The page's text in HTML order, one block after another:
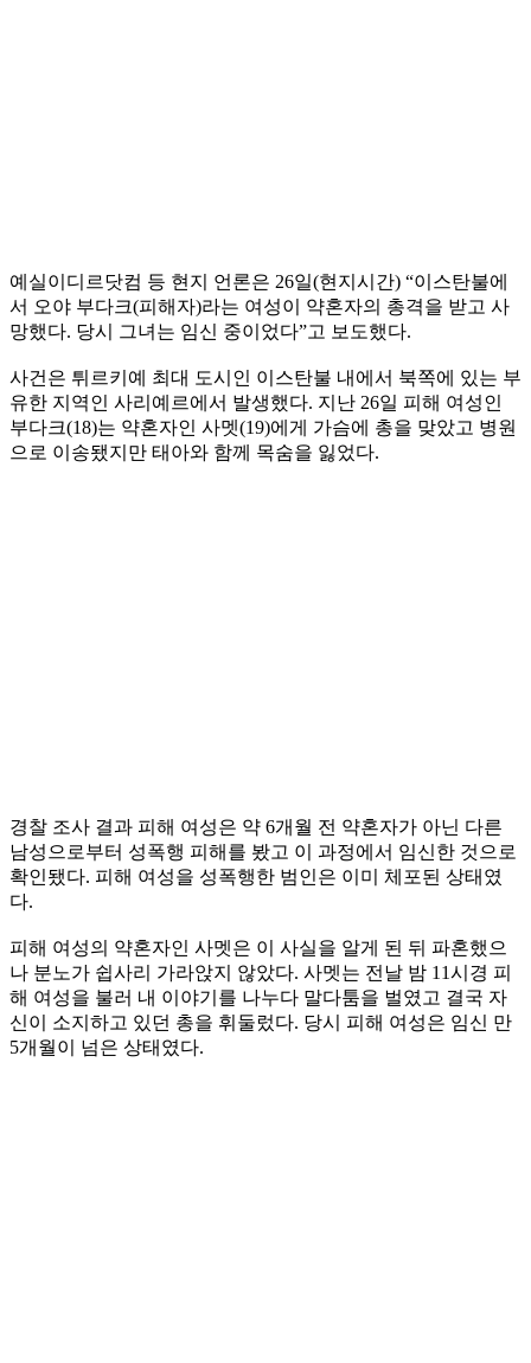
예실이디르닷컴 등 현지 언론은 26일(현지시간) “이스탄불에
서 오야 부다크(피해자)라는 여성이 약혼자의 총격을 받고 사
망했다. 당시 그녀는 임신 중이었다”고 보도했다.
사건은 튀르키예 최대 도시인 이스탄불 내에서 북쪽에 있는 부
유한 지역인 사리예르에서 발생했다. 지난 26일 피해 여성인
부다크(18)는 약혼자인 사멧(19)에게 가슴에 총을 맞았고 병원
으로 이송됐지만 태아와 함께 목숨을 잃었다.
경찰 조사 결과 피해 여성은 약 6개월 전 약혼자가 아닌 다른
남성으로부터 성폭행 피해를 봤고 이 과정에서 임신한 것으로
확인됐다. 피해 여성을 성폭행한 범인은 이미 체포된 상태였
다.
피해 여성의 약혼자인 사멧은 이 사실을 알게 된 뒤 파혼했으
나 분노가 쉽사리 가라앉지 않았다. 사멧는 전날 밤 11시경 피
해 여성을 불러 내 이야기를 나누다 말다툼을 벌였고 결국 자
신이 소지하고 있던 총을 휘둘렀다. 당시 피해 여성은 임신 만
5개월이 넘은 상태였다.